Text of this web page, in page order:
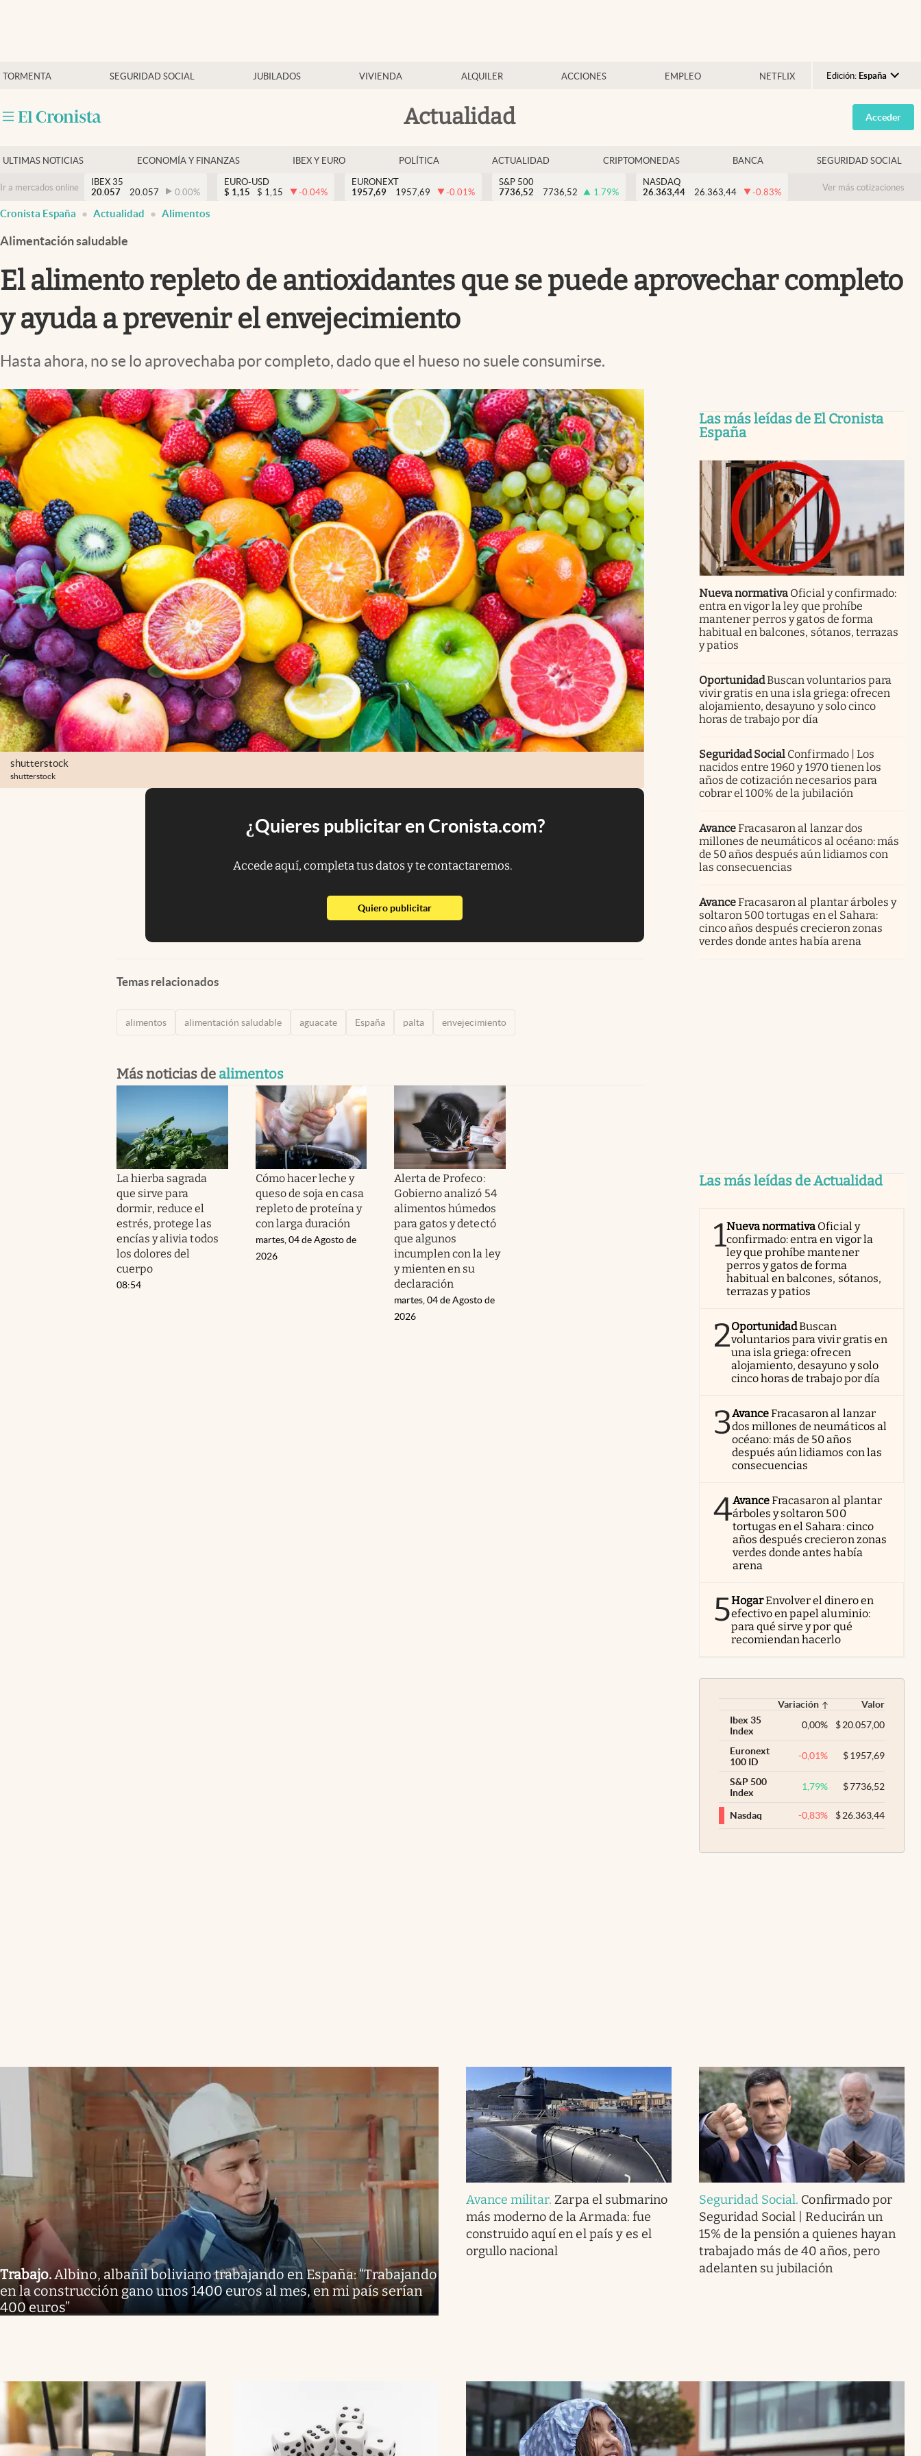
TORMENTA SEGURIDAD SOCIAL JUBILADOS VIVIENDA ALQUILER ACCIONES EMPLEO NETFLIX Edición: España
Argentina
España
USA
Colombia
Actualidad
Economía y finanzas
Criptomonedas
Acceder
ULTIMAS NOTICIAS ECONOMÍA Y FINANZAS IBEX Y EURO POLÍTICA ACTUALIDAD CRIPTOMONEDAS BANCA SEGURIDAD SOCIAL
Ir a mercados online
IBEX 35
20.057
20.057 0.00%
EURO-USD
$ 1,15 $ 1,15 -0.04%
EURONEXT
1957,69
1957,69 -0.01%
S&P 500
7736,52
7736,52 1.79%
NASDAQ
26.363,44
26.363,44 -0.83% Ver más cotizaciones
Cronista España Actualidad Alimentos
Alimentación saludable
El alimento repleto de antioxidantes que se puede aprovechar completo
y ayuda a prevenir el envejecimiento
Hasta ahora, no se lo aprovechaba por completo, dado que el hueso no suele consumirse.
shutterstock
shutterstock
¿Quieres publicitar en Cronista.com?
Accede aquí, completa tus datos y te contactaremos.
Quiero publicitarabre en nueva pestaña
Temas relacionados
alimentos alimentación saludable aguacate España palta envejecimiento
Más noticias de alimentos
La hierba sagrada
que sirve para
dormir, reduce el
estrés, protege las
encías y alivia todos
los dolores del
cuerpo
08:54
Cómo hacer leche y
queso de soja en casa
repleto de proteína y
con larga duración
martes, 04 de Agosto de
2026
Alerta de Profeco:
Gobierno analizó 54
alimentos húmedos
para gatos y detectó
que algunos
incumplen con la ley
y mienten en su
declaración
martes, 04 de Agosto de
2026
Las más leídas de El Cronista
España
Nueva normativa Oficial y confirmado:
entra en vigor la ley que prohíbe
mantener perros y gatos de forma
habitual en balcones, sótanos, terrazas
y patios
OportunidadBuscan voluntarios para
vivir gratis en una isla griega: ofrecen
alojamiento, desayuno y solo cinco
horas de trabajo por día
Seguridad Social Confirmado | Los
nacidos entre 1960 y 1970 tienen los
años de cotización necesarios para
cobrar el 100% de la jubilación
AvanceFracasaron al lanzar dos
millones de neumáticos al océano: más
de 50 años después aún lidiamos con
las consecuencias
AvanceFracasaron al plantar árboles y
soltaron 500 tortugas en el Sahara:
cinco años después crecieron zonas
verdes donde antes había arena
Las más leídas de Actualidad
1Nueva normativa Oficial y
confirmado: entra en vigor la
ley que prohíbe mantener
perros y gatos de forma
habitual en balcones, sótanos,
terrazas y patios
2OportunidadBuscan
voluntarios para vivir gratis en
una isla griega: ofrecen
alojamiento, desayuno y solo
cinco horas de trabajo por día
3AvanceFracasaron al lanzar
dos millones de neumáticos al
océano: más de 50 años
después aún lidiamos con las
consecuencias
4AvanceFracasaron al plantar
árboles y soltaron 500
tortugas en el Sahara: cinco
años después crecieron zonas
verdes donde antes había
arena
5HogarEnvolver el dinero en
efectivo en papel aluminio:
para qué sirve y por qué
recomiendan hacerlo
Variación
Valor
Ibex 35
Index
0,00% $20.057,00
Euronext
100 ID
-0,01% $1957,69
S&P 500
Index
1,79% $7736,52
Nasdaq -0,83% $26.363,44
Trabajo.Albino, albañil boliviano trabajando en España: “Trabajando
en la construcción gano unos 1400 euros al mes, en mi país serían
400 euros”
Avance militar.Zarpa el submarino
más moderno de la Armada: fue
construido aquí en el país y es el
orgullo nacional
Seguridad Social. Confirmado por
Seguridad Social | Reducirán un
15% de la pensión a quienes hayan
trabajado más de 40 años, pero
adelanten su jubilación